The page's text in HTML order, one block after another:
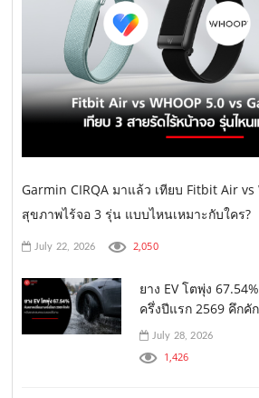
Garmin CIRQA มาแล้ว เทียบ Fitbit Air vs
สุขภาพไร้จอ 3 รุ่น แบบไหนเหมาะกับใคร?
July 22, 2026 2,050
ยาง EV โตพุ่ง
ครึ่งปีแรก 2569 คึกคั
July 28, 2026
1,426